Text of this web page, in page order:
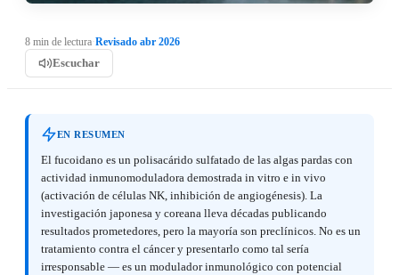
8 min de lectura Revisado abr 2026
Escuchar
EN RESUMEN
El fucoidano es un polisacárido sulfatado de las algas pardas con
actividad inmunomoduladora demostrada in vitro e in vivo
(activación de células NK, inhibición de angiogénesis). La
investigación japonesa y coreana lleva décadas publicando
resultados prometedores, pero la mayoría son preclínicos. No es un
tratamiento contra el cáncer y presentarlo como tal sería
irresponsable — es un modulador inmunológico con potencial